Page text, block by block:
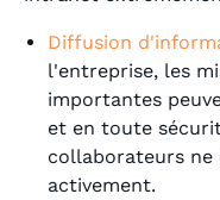
Diffusion
l'entreprise, les
importantes
et en toute
collaborateurs ne
activement.